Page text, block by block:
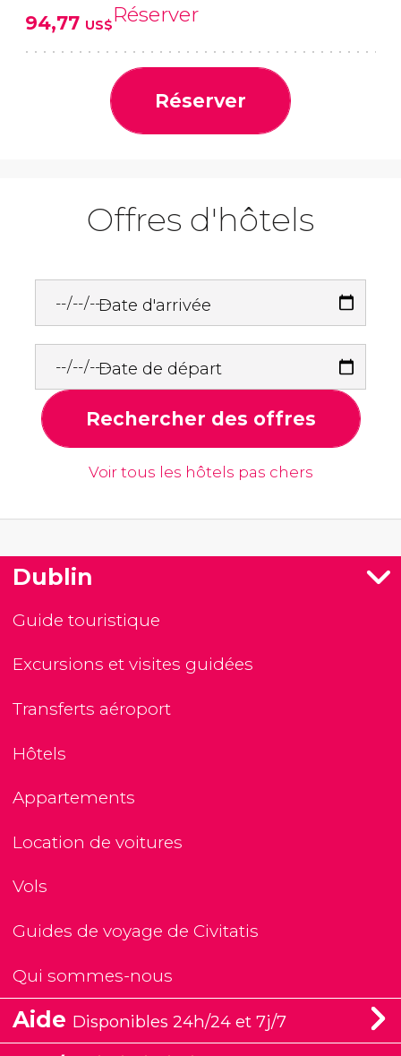
94,77 US$Réserver
Réserver
Offres d'hôtels
Date d'arrivée
Date de départ
Rechercher des offres
Voir tous les hôtels pas chers
Dublin
Guide touristique
Excursions et visites guidées
Transferts aéroport
Hôtels
Appartements
Location de voitures
Vols
Guides de voyage de Civitatis
Qui sommes-nous
Aide Disponibles 24h/24 et 7j/7